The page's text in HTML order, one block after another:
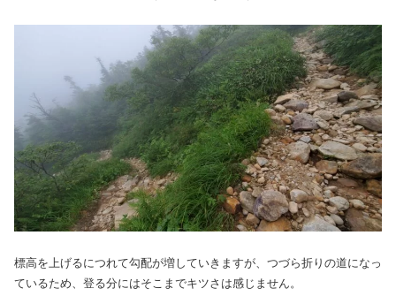
標高を上げるにつれて勾配が増していきますが、つづら折りの道になっ
ているため、登る分にはそこまでキツさは感じません。